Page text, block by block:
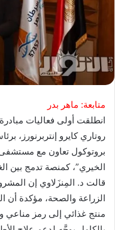
متابعة: ماهر بدر
انطلقت أولى فعاليات
روتاري كايرو إنتربرنورز،
الخيري”، كمنصة تدمج بين
قالت د. المِنزَلاوي إن
الزراعة والصحة، مؤكدة
منتج غذائي إلى رمز مناعي